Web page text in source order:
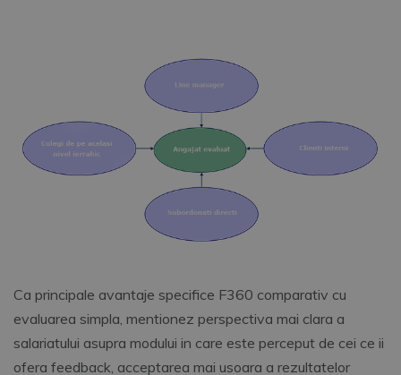
Ca principale avantaje specifice F360 comparativ cu
evaluarea simpla, mentionez perspectiva mai clara a
salariatului asupra modului in care este perceput de cei ce ii
ofera feedback, acceptarea mai usoara a rezultatelor